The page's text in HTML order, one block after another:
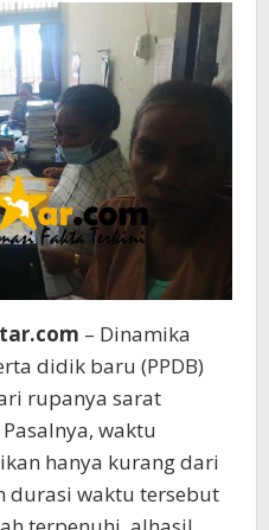
– Dinamika
didik baru (PPDB)
rupanya sarat
waktu
hanya kurang dari
durasi waktu tersebut